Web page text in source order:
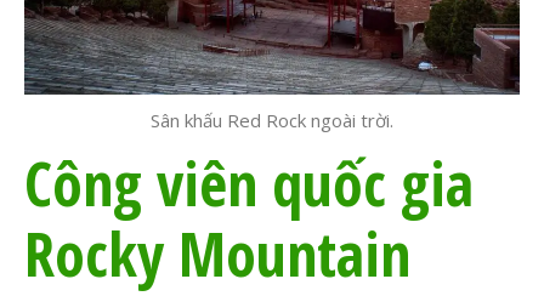
Sân khấu Red Rock ngoài trời.
Công viên quốc gia
Rocky Mountain